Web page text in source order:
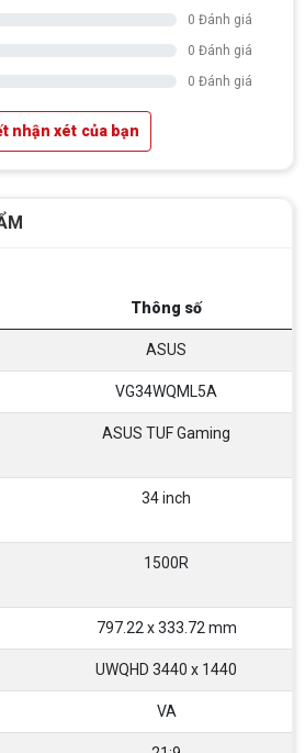
0 Đánh giá
0 Đánh giá
0 Đánh giá
nhận xét của bạn
Thông số
ASUS
VG34WQML5A
ASUS TUF Gaming
34 inch
1500R
797.22 x 333.72 mm
UWQHD 3440 x 1440
VA